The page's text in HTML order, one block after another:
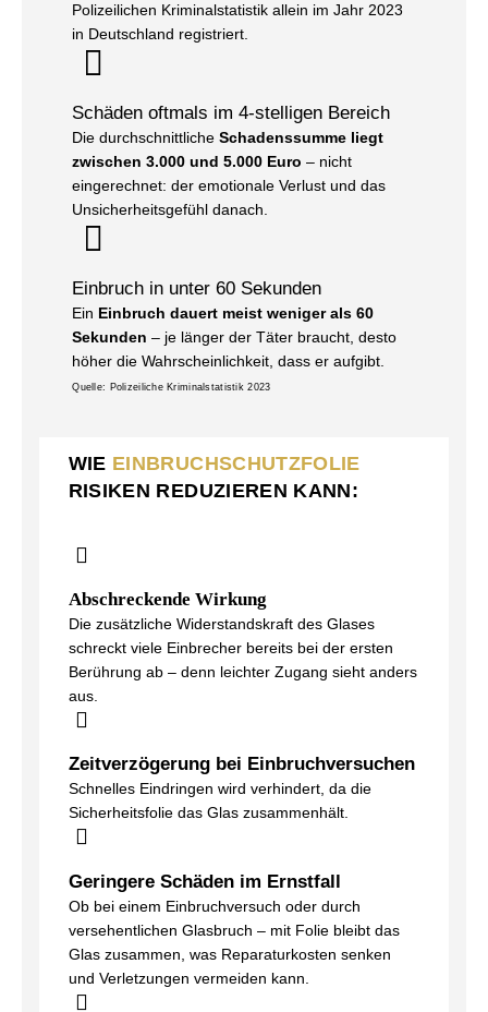
Polizeilichen Kriminalstatistik allein im Jahr 2023
in Deutschland registriert.
Schäden oftmals im 4-stelligen Bereich
Die durchschnittliche Schadenssumme liegt
zwischen 3.000 und 5.000 Euro – nicht
eingerechnet: der emotionale Verlust und das
Unsicherheitsgefühl danach.
Einbruch in unter 60 Sekunden
Ein Einbruch dauert meist weniger als 60
Sekunden – je länger der Täter braucht, desto
höher die Wahrscheinlichkeit, dass er aufgibt.
Quelle: Polizeiliche Kriminalstatistik 2023
WIE EINBRUCHSCHUTZFOLIE
RISIKEN REDUZIEREN KANN:
Abschreckende Wirkung
Die zusätzliche Widerstandskraft des Glases
schreckt viele Einbrecher bereits bei der ersten
Berührung ab – denn leichter Zugang sieht anders
aus.
Zeitverzögerung bei Einbruchversuchen
Schnelles Eindringen wird verhindert, da die
Sicherheitsfolie das Glas zusammenhält.
Geringere Schäden im Ernstfall
Ob bei einem Einbruchversuch oder durch
versehentlichen Glasbruch – mit Folie bleibt das
Glas zusammen, was Reparaturkosten senken
und Verletzungen vermeiden kann.